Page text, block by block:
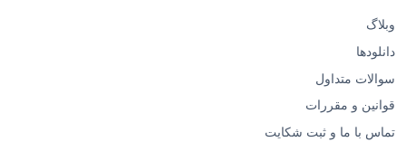
وبلاگ
دانلودها
سوالات متداول
قوانین و مقررات
تماس با ما و ثبت شکایت